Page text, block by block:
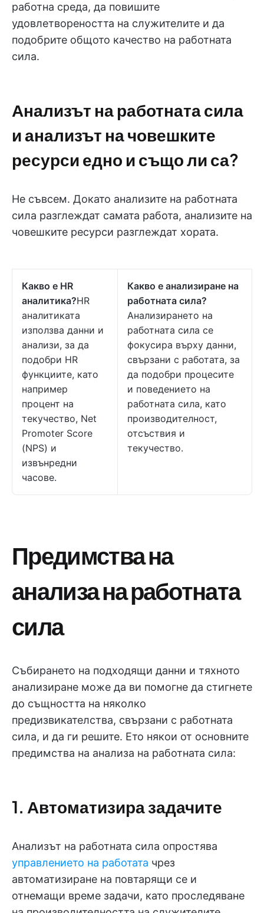
работна среда, да повишите
удовлетвореността на служителите и да
подобрите общото качество на работната
сила.
Анализът на работната сила
и анализът на човешките
ресурси едно и също ли са?
Не съвсем. Докато анализите на работната
сила разглеждат самата работа, анализите на
човешките ресурси разглеждат хората.
Какво е HR
аналитика?HR
аналитиката
използва данни и
анализи, за да
подобри HR
функциите, като
например
процент на
текучество, Net
Promoter Score
(NPS) и
извънредни
часове.
Какво е анализиране на
работната сила?
Анализирането на
работната сила се
фокусира върху данни,
свързани с работата, за
да подобри процесите
и поведението на
работната сила, като
производителност,
отсъствия и
текучество.
Предимства на
анализа на работната
сила
Събирането на подходящи данни и тяхното
анализиране може да ви помогне да стигнете
до същността на няколко
предизвикателства, свързани с работната
сила, и да ги решите. Ето някои от основните
предимства на анализа на работната сила:
1. Автоматизира задачите
Анализът на работната сила опростява
управлението на работата чрез
автоматизиране на повтарящи се и
отнемащи време задачи, като проследяване